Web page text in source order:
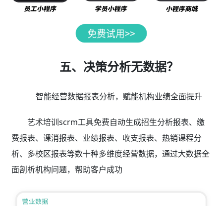
五、决策分析无数据？
智能经营数据报表分析，赋能机构业绩全面提升
艺术培训scrm工具免费自动生成招生分析报表、缴
费报表、课消报表、业绩报表、收支报表、热销课程分
析、多校区报表等数十种多维度经营数据，通过大数据全
面剖析机构问题，帮助客户成功